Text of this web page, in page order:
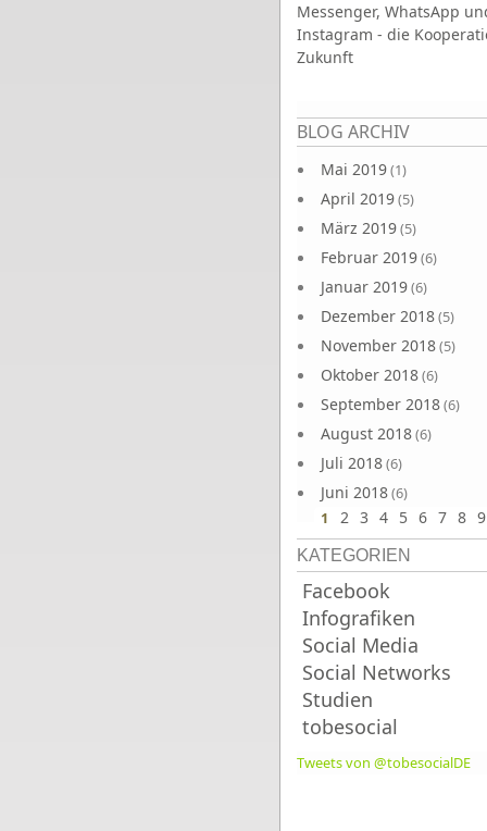
Messenger, WhatsApp
Instagram - die
Zukunft
BLOG ARCHIV
Mai 2019(1)
April 2019(5)
März 2019(5)
Februar 2019(6)
Januar 2019(6)
Dezember 2018(5)
November 2018(5)
Oktober 2018(6)
September 2018(6)
August 2018(6)
Juli 2018(6)
Juni 2018(6)
Seiten
1 2 3 4 5 6 7 8 9
KATEGORIEN
Facebook
Infografiken
Social Media
Social Networks
Studien
tobesocial
Tweets von @tobesocialDE